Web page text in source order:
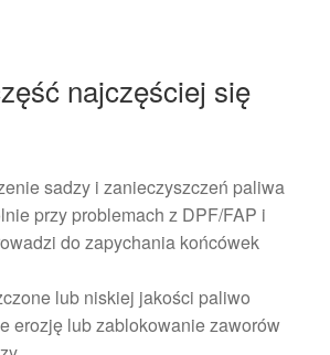
najczęściej się
sadzy i zanieczyszczeń paliwa
przy problemach z DPF/FAP i
do zapychania końcówek
lub niskiej jakości paliwo
erozję lub zablokowanie zaworów